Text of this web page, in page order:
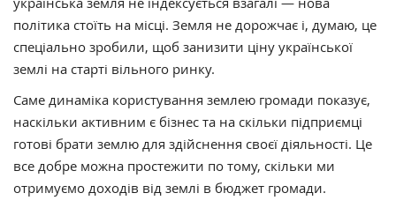
політика стоїть на місці. Земля не дорожчає і, думаю, це
спеціально зробили, щоб занизити ціну української
землі на старті вільного ринку.
Саме динаміка користування землею громади показує,
наскільки активним є бізнес та на скільки підприємці
готові брати землю для здійснення своєї діяльності. Це
все добре можна простежити по тому, скільки ми
отримуємо доходів від землі в бюджет громади.